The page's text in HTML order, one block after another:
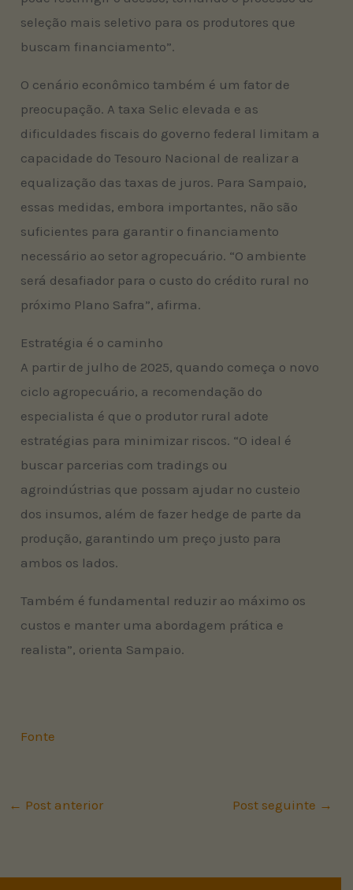
seleção mais seletivo para os produtores que
buscam financiamento”.
O cenário econômico também é um fator de
preocupação. A taxa Selic elevada e as
dificuldades fiscais do governo federal limitam a
capacidade do Tesouro Nacional de realizar a
equalização das taxas de juros. Para Sampaio,
essas medidas, embora importantes, não são
suficientes para garantir o financiamento
necessário ao setor agropecuário. “O ambiente
será desafiador para o custo do crédito rural no
próximo Plano Safra”, afirma.
Estratégia é o caminho
A partir de julho de 2025, quando começa o novo
ciclo agropecuário, a recomendação do
especialista é que o produtor rural adote
estratégias para minimizar riscos. “O ideal é
buscar parcerias com tradings ou
agroindústrias que possam ajudar no custeio
dos insumos, além de fazer hedge de parte da
produção, garantindo um preço justo para
ambos os lados.
Também é fundamental reduzir ao máximo os
custos e manter uma abordagem prática e
realista”, orienta Sampaio.
Fonte
← Post anterior Post seguinte →